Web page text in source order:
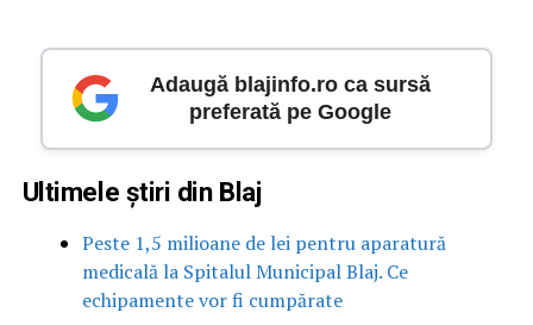
Adaugă blajinfo.ro ca sursă
preferată pe Google
Ultimele știri din Blaj
Peste 1,5 milioane de lei pentru aparatură
medicală la Spitalul Municipal Blaj. Ce
echipamente vor fi cumpărate